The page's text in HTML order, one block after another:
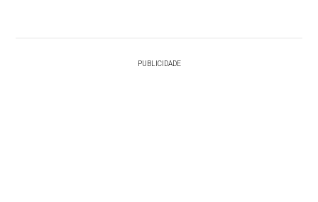
PUBLICIDADE